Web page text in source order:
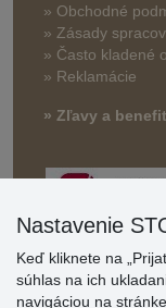
» Obchodné
» Zásady
» Často kladené
» Reklamácie
» Zľavy a
Nastavenie
Keď kliknete na
súhlas na ich
navigáciou na